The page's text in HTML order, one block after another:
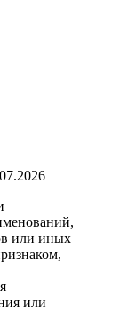
или иных
или